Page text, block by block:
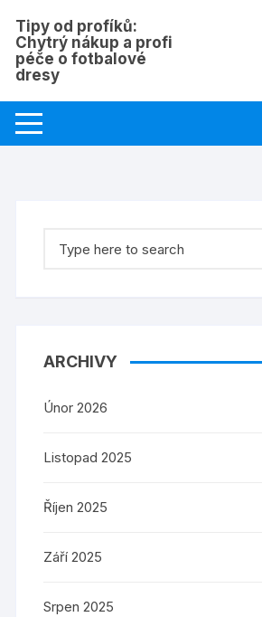
content
Tipy od profíků:
Chytrý nákup a profi
péče o fotbalové
dresy
for:
ARCHIVY
Únor 2026
Listopad 2025
Říjen 2025
Září 2025
Srpen 2025